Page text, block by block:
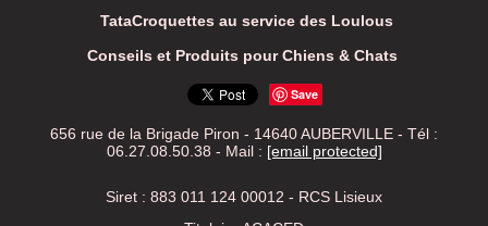
TataCroquettes au service des Loulous
Conseils et Produits pour Chiens & Chats
Save
656 rue de la Brigade Piron - 14640 AUBERVILLE - Tél :
06.27.08.50.38 - Mail : [email protected]
Siret : 883 011 124 00012 - RCS Lisieux